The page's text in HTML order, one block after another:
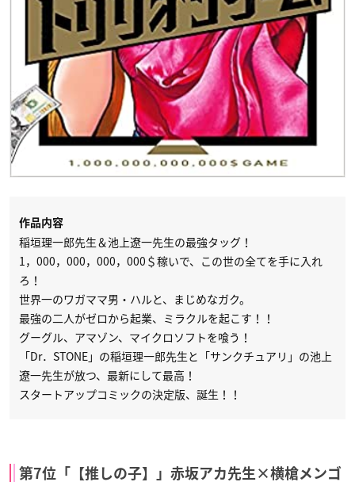
作品内容
稲垣理一郎先生＆池上遼一先生の最強タッグ！
1，000，000，000，000＄稼いで、この世の全てを手に入れ
ろ！
世界一のワガママ男・ハルと、まじめなガク。
最強の二人がゼロから起業、ミラクルを起こす！！
グーグル、アマゾン、マイクロソフトを喰う！
「Dr．STONE」の稲垣理一郎先生と「サンクチュアリ」の池上
遼一先生が放つ、最新にして最高！
スタートアップコミックの決定版、誕生！！
第7位「【推しの子】」赤坂アカ先生×横槍メンゴ